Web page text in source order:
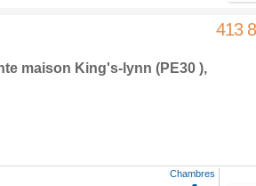
413
maison King's-lynn (PE30 ),
Chambres